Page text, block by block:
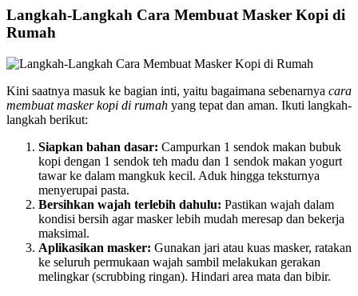
Langkah-Langkah Cara Membuat Masker Kopi di
Rumah
Kini saatnya masuk ke bagian inti, yaitu bagaimana sebenarnya cara
membuat masker kopi di rumah yang tepat dan aman. Ikuti langkah-
langkah berikut:
Siapkan bahan dasar: Campurkan 1 sendok makan bubuk
kopi dengan 1 sendok teh madu dan 1 sendok makan yogurt
tawar ke dalam mangkuk kecil. Aduk hingga teksturnya
menyerupai pasta.
Bersihkan wajah terlebih dahulu: Pastikan wajah dalam
kondisi bersih agar masker lebih mudah meresap dan bekerja
maksimal.
Aplikasikan masker: Gunakan jari atau kuas masker, ratakan
ke seluruh permukaan wajah sambil melakukan gerakan
melingkar (scrubbing ringan). Hindari area mata dan bibir.